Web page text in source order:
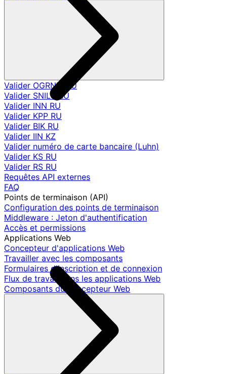
Valider OGRNIP RU
Valider SNILS RU
Valider INN RU
Valider KPP RU
Valider BIK RU
Valider IIN KZ
Valider numéro de carte bancaire (Luhn)
Valider KS RU
Valider RS RU
Requêtes API externes
FAQ
Points de terminaison (API)
Configuration des points de terminaison
Middleware : Jeton d'authentification
Accès et permissions
Applications Web
Concepteur d'applications Web
Travailler avec les composants
Formulaires d'inscription et de connexion
Flux de travail dans les applications Web
Composants du concepteur Web